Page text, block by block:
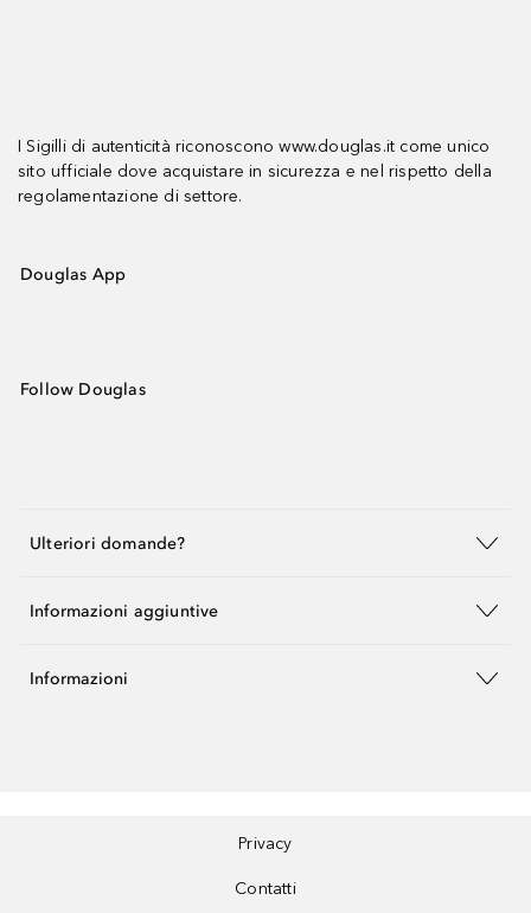
I Sigilli di autenticità riconoscono www.douglas.it come unico
sito ufficiale dove acquistare in sicurezza e nel rispetto della
regolamentazione di settore.
Douglas App
Follow Douglas
Ulteriori domande?
Informazioni aggiuntive
Informazioni
Privacy
Contatti